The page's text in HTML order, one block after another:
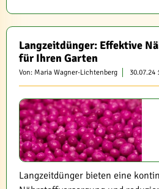
Langzeitdünger: Effektive
für Ihren Garten
Von: Maria Wagner-Lichtenberg 30.07.24
Langzeitdünger bieten eine